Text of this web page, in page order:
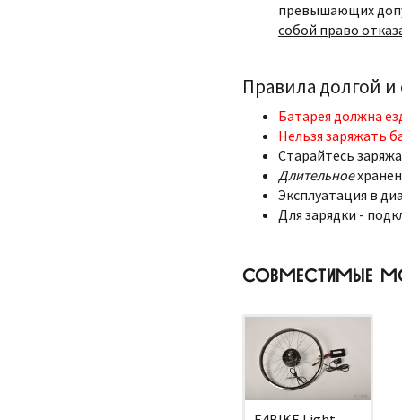
превышающих
собой право
Правила долгой
Батарея должна
Нельзя заряжать
Старайтесь
Длительное
Эксплуатация в
Для зарядки -
СОВМЕСТИМЫЕ